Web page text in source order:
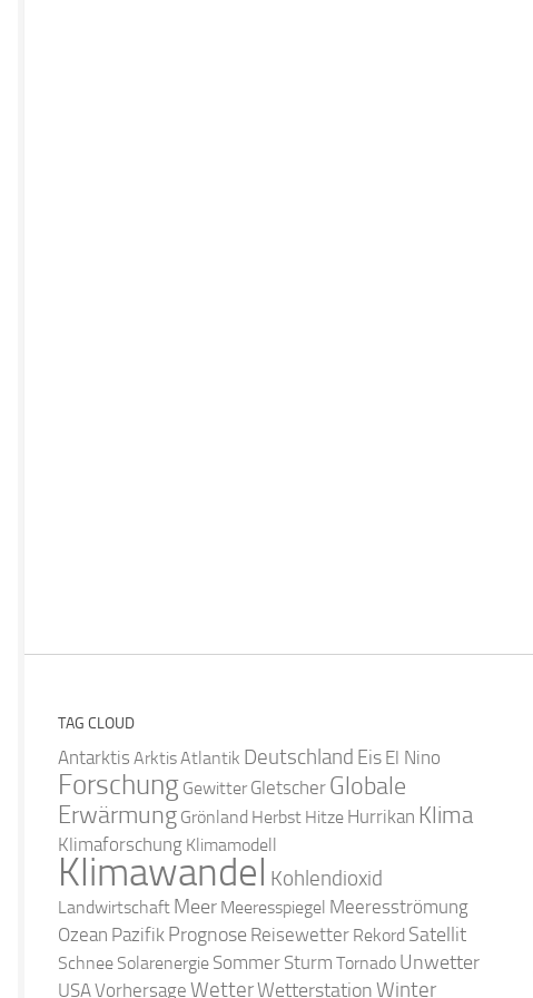
TAG CLOUD
Antarktis Arktis Atlantik Deutschland Eis El Nino
Forschung Gewitter Gletscher Globale
Erwärmung Grönland Herbst Hitze Hurrikan Klima
Klimaforschung Klimamodell
Klimawandel Kohlendioxid
Landwirtschaft Meer Meeresspiegel Meeresströmung
Ozean Pazifik Prognose Reisewetter Rekord Satellit
Schnee Solarenergie Sommer Sturm Tornado Unwetter
USAVorhersage WetterWetterstationWinter